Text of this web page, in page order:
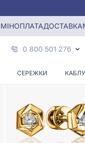
ОПЛАТАДОСТАВКА
0 800 501 276
СЕРЕЖКИ
з діамантами у